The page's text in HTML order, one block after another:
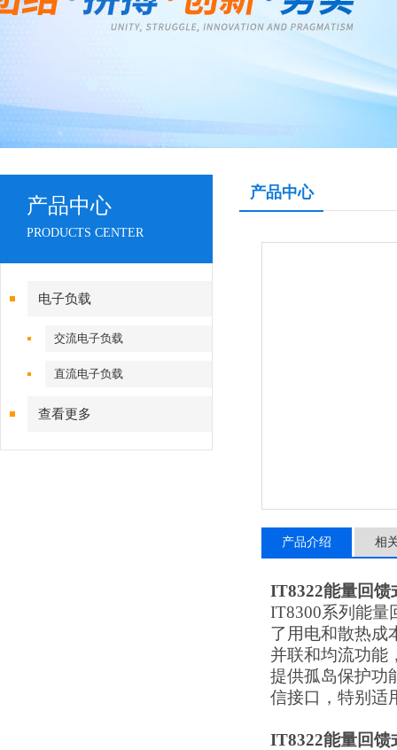
产品中心
PRODUCTS CENTER
电子负载
交流电子负载
直流电子负载
查看更多
产品中心
产品介绍 相
IT8322能量回馈
IT8300系列能量
了用电和散热成
并联和均流功能
提供孤岛保护功
信接口，特别适
IT8322能量回馈